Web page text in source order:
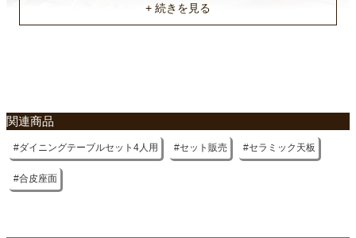
関連商品
ダイニングテーブルセット4人用 セット販売 セラミック天板
合皮座面